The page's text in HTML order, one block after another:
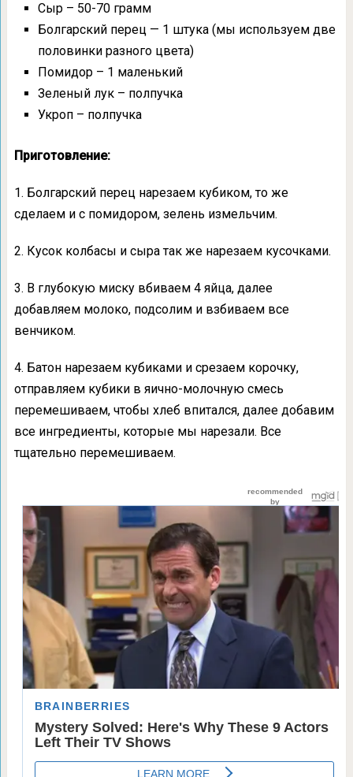
Сыр – 50-70 грамм
Болгарский перец — 1 штука (мы используем две
половинки разного цвета)
Помидор – 1 маленький
Зеленый лук – полпучка
Укроп – полпучка
Приготовление:
1. Болгарский перец нарезаем кубиком, то же
сделаем и с помидором, зелень измельчим.
2. Кусок колбасы и сыра так же нарезаем кусочками.
3. В глубокую миску вбиваем 4 яйца, далее
добавляем молоко, подсолим и взбиваем все
венчиком.
4. Батон нарезаем кубиками и срезаем корочку,
отправляем кубики в яично-молочную смесь
перемешиваем, чтобы хлеб впитался, далее добавим
все ингредиенты, которые мы нарезали. Все
тщательно перемешиваем.